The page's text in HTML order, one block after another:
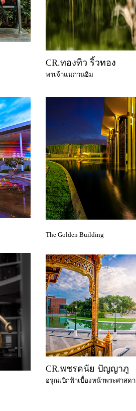
CR.ทองทิว ริ้วทอง
พรเจ้าแม่กวนอิม
The Golden Building
CR.พชรดนัย ปัญญาภู
อรุณเบิกฟ้าเบื้องหน้าพระศาสดา